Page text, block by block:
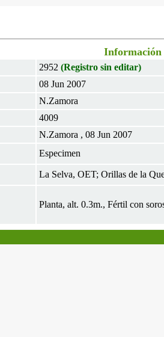
Información
2952 (Registro sin editar)
08 Jun 2007
N.Zamora
4009
N.Zamora , 08 Jun 2007
Especimen
La Selva, OET; Orillas de la
Planta, alt. 0.3m., Fértil con